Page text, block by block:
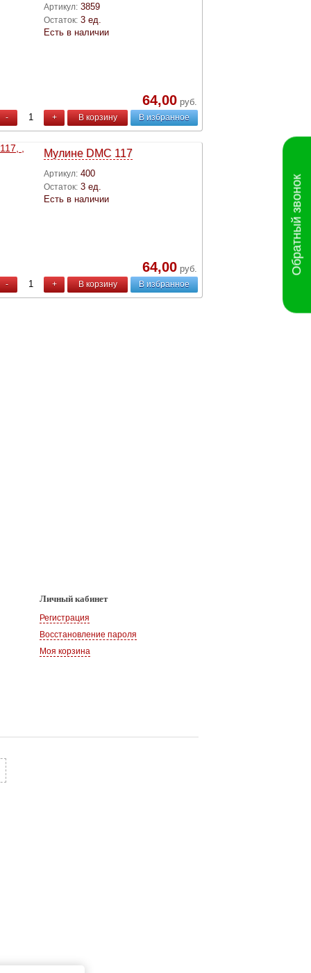
Артикул: 3859
Остаток: 3 ед.
Есть в наличии
64,00 руб.
- + В корзину В избранное
Мулине DMC 117
Артикул: 400
Остаток: 3 ед.
Есть в наличии
64,00 руб.
- + В корзину В избранное
Личный кабинет
Регистрация
Восстановление пароля
Моя корзина
Обратный звонок